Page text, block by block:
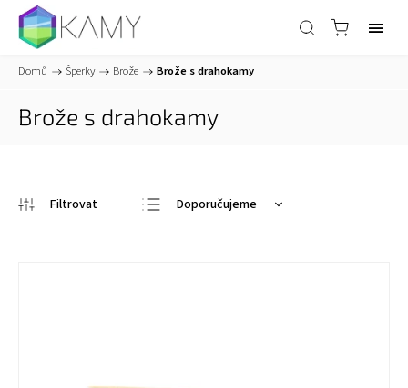
Domů / Šperky / Brože / Brože s drahokamy
Brože s drahokamy
Doporučujeme